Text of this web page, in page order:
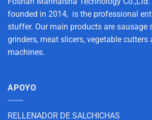
founded in 2014, is the professional
stuffer. Our main products are sausage
grinders, meat slicers, vegetable cutters
machines.
APOYO
RELLENADOR DE SALCHICHAS